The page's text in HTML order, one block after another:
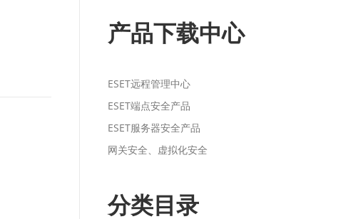
产品下载中心
ESET远程管理中心
ESET端点安全产品
ESET服务器安全产品
网关安全、虚拟化安全
分类目录